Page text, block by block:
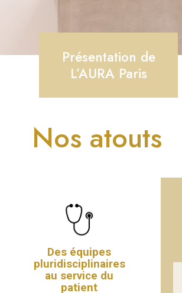
Présentation de
L’AURA Paris
Nos atouts
Des équipes
pluridisciplinaires
au service du
patient